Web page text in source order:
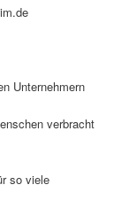
Unternehmern
verbracht
so viele